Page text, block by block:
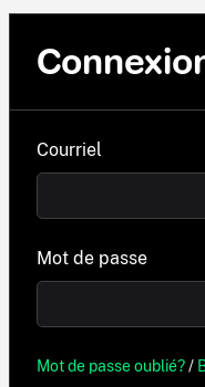
Courriel
Mot de passe
Mot de passe oublié?/